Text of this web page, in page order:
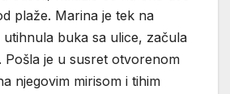
plaže. Marina je tek na
buka sa ulice, začula
Pošla je u susret otvorenom
njegovim mirisom i tihim